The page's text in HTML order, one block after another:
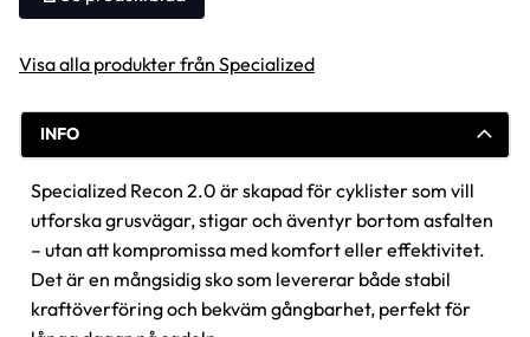
Visa alla produkter från Specialized
INFO
Specialized Recon 2.0 är skapad för cyklister som vill
utforska grusvägar, stigar och äventyr bortom asfalten
– utan att kompromissa med komfort eller effektivitet.
Det är en mångsidig sko som levererar både stabil
kraftöverföring och bekväm gångbarhet, perfekt för